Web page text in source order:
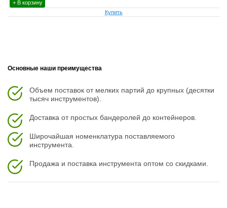
+ В корзину
Купить
Основные наши преимущества
Объем поставок от мелких партий до крупных (десятки
тысяч инструментов).
Доставка от простых бандеролей до контейнеров.
Широчайшая номенклатура поставляемого
инструмента.
Продажа и поставка инструмента оптом со скидками.